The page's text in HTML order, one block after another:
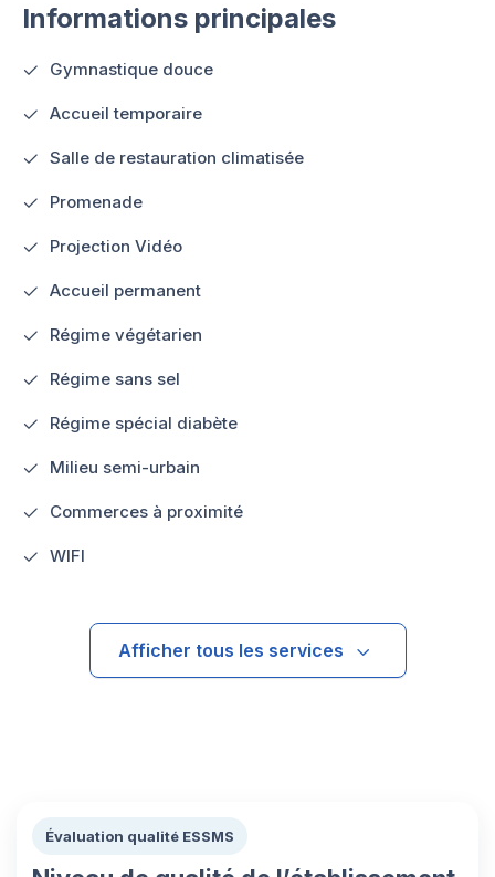
Informations principales
Gymnastique douce
Accueil temporaire
Salle de restauration climatisée
Promenade
Projection Vidéo
Accueil permanent
Régime végétarien
Régime sans sel
Régime spécial diabète
Milieu semi-urbain
Commerces à proximité
WIFI
Afficher tous les services
Évaluation qualité ESSMS